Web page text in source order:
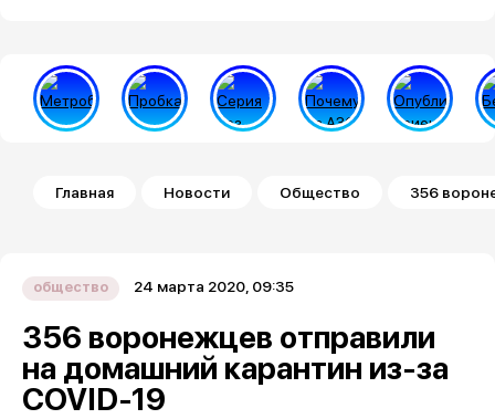
Строка навигации
Главная Новости Общество 356
общество 24 марта 2020, 09:35
356 воронежцев отправили
на домашний карантин из-за
COVID-19